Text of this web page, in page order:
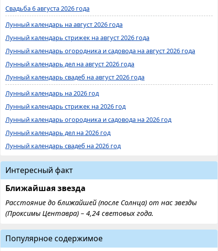
Свадьба 6 августа 2026 года
Лунный календарь на август 2026 года
Лунный календарь стрижек на август 2026 года
Лунный календарь огородника и садовода на август 2026 года
Лунный календарь дел на август 2026 года
Лунный календарь свадеб на август 2026 года
Лунный календарь на 2026 год
Лунный календарь стрижек на 2026 год
Лунный календарь огородника и садовода на 2026 год
Лунный календарь дел на 2026 год
Лунный календарь свадеб на 2026 год
Интересный факт
Ближайшая звезда
Расстояние до ближайшей (после Солнца) от нас звезды
(Проксимы Центавра) – 4,24 световых года.
Популярное содержимое